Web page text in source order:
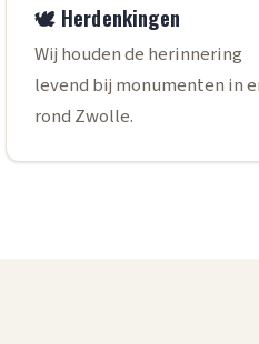
🕊️ Herdenkingen
Wij houden de herinnering
levend bij monumenten in
rond Zwolle.